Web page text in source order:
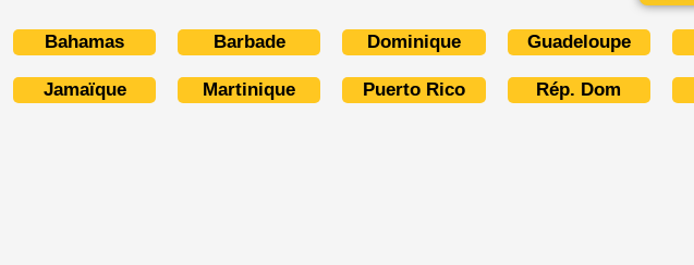
Bahamas Barbade Dominique Guadeloupe
Jamaïque Martinique Puerto Rico Rép. Dom